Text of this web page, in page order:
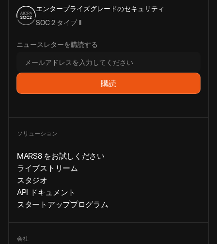
エンタープライズグレードのセキュリティ
SOC 2 タイプ II
ニュースレターを購読する
ソリューション
MARS8 をお試しください
ライブストリーム
スタジオ
API ドキュメント
スタートアッププログラム
会社